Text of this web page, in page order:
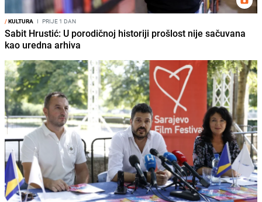
/KULTURA I PRIJE 1 DAN
Sabit Hrustić: U porodičnoj historiji prošlost nije sačuvana
kao uredna arhiva